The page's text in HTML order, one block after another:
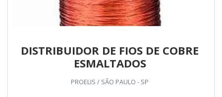
DISTRIBUIDOR DE FIOS DE COBRE
ESMALTADOS
PROELIS / SÃO PAULO - SP